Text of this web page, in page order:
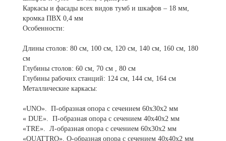
Каркасы и фасады всех видов тумб и шкафов – 18 мм,
кромка ПВХ 0,4 мм
Особенности:
Длины столов: 80 см, 100 см, 120 см, 140 см, 160 см, 180
см
Глубины столов: 60 см, 70 см , 80 см
Глубины рабочих станций: 124 см, 144 см, 164 см
Металлические каркасы:
«UNO». П-образная опора с сечением 60х30х2 мм
« DUE». П-образная опора с сечением 40х40х2 мм
«TRE». Л-образная опора с сечением 60х30х2 мм
«QUATTRO». О-образная опора с сечением 40х40х2 мм